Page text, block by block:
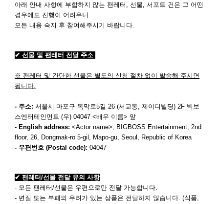
아래 안내 사항에 부합하지 않는 팬레터, 선물, 서포트 건은 그 어떤
경우에도 진행이 어려우니
모든 내용 숙지 후 참여해주시기 바랍니다.
✔ 선물 및 팬레터 전달 주소
※ 팬레터 및 간단한 선물은 별도의 신청 절차 없이 발송해 주시면
됩니다.
- 주소: 서울시 마포구 독막로5길 26 (서교동, 제이디빌딩) 2F 빅보
스엔터테인먼트 (우) 04047 <배우 이름> 앞
- English address: <Actor name>, BIGBOSS Entertainment, 2nd
floor, 26, Dongmak-ro 5-gil, Mapo-gu, Seoul, Republic of Korea
- 우편번호 (Postal code): 04047
✔ 팬레터/선물 전달 유의 사항
- 모든 팬레터/선물은 우편으로만 전달 가능합니다.
- 변질 또는 부패의 우려가 있는 상품은 전달하지 않습니다. (식품,